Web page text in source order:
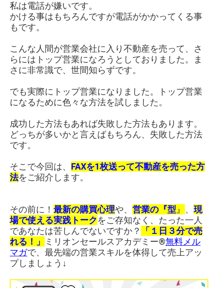
私は電話が嫌いです。
かける事はもちろんですが電話がかかってくる事
もです。
こんな人間が営業会社に入り不動産を売って、さ
らにはトップ営業になろうとしておりました。ま
さに非常識で、世間知らずです。
でも実際にトップ営業になりました。トップ営業
になるために色々な方法を試しました。
成功した方法もあれば失敗した方法もあります。
どっちが多いかと言えばもちろん、失敗した方法
です。
そこで今回は、 FAXを1枚送って不動産を売った方
法をご紹介します。
その前に！ 最新の購買心理や、 営業の『型』 、 現
場で使える実践トークをご存知なく、たった一人
であなたは苦しんでないですか？
「１日３分で売
れる！」
ミリオンセールスアカデミー®︎無料メル
マガで、最先端の営業スキルを体得して売上アッ
プしましょう↓